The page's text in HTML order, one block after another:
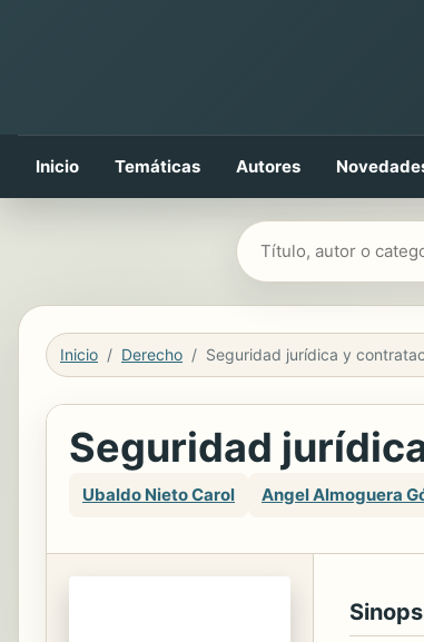
Inicio Temáticas Autores
Buscar libros
Inicio Derecho
Seguridad
Ubaldo Nieto Carol Angel Almoguera